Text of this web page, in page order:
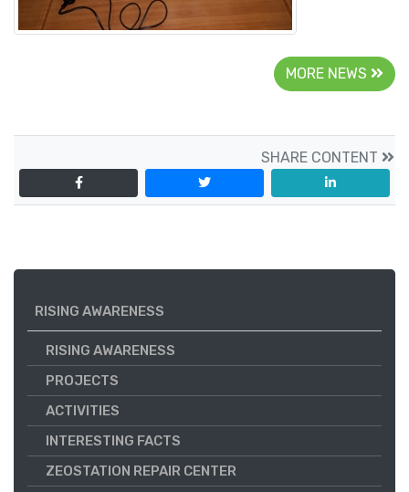
MORE NEWS
SHARE CONTENT
RISING AWARENESS
RISING AWARENESS
PROJECTS
ACTIVITIES
INTERESTING FACTS
ZEOSTATION REPAIR CENTER